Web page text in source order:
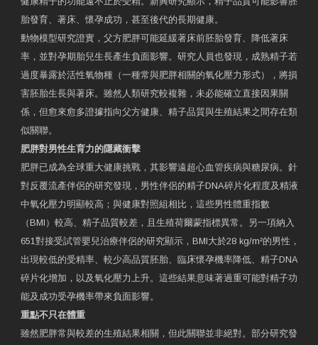
胎發育、著床、懷孕成功，甚至後代的長期健康。
動物模型研究證實，父方肥胖可能延緩著床前胚胎發育、降低著床
率，並對孕期胎兒生長產生負面影響。研究人員也發現，成熟精子若
過度暴露於活性氧物種（一種常與肥胖相關的氧化壓力形式），將損
害胚胎生長與著床。雖然人類研究較複雜，未必能確立直接因果關
係，但愈來愈多證據指向父方健康、精子品質與生殖結果之間存在類
似關聯。
肥胖對男性生育力的隱藏衝擊
肥胖已成為全球重大健康挑戰，其影響遠超心血管疾病與糖尿病。針
對反覆流產伴侶的研究發現，男性伴侶的精子DNA碎片化程度及精液
中氧化壓力明顯較高；與健康對照組相比，這些男性體重指數
（BMI）較高、精子品質較差，且生殖荷爾蒙指標異常。另一項納入
651對接受試管嬰兒治療伴侶的研究顯示，BMI大於28 kg/m²的男性，
出現較低的受精率、較少高品質胚胎、臨床懷孕機率降低、精子DNA
碎片化增加，以及氧化壓力上升。這些結果意味著過重可能對精子功
能及成功受孕機率帶來負面影響。
重點不只在體重
雖然肥胖常與較差的生殖結果相關，但此關聯並非絕對。部分研究發